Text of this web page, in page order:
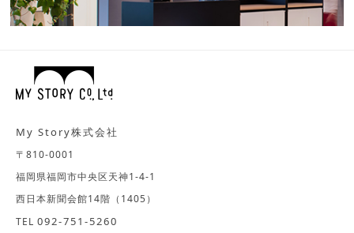
My Story株式会社
〒810-0001
福岡県福岡市中央区天神1-4-1
西日本新聞会館14階（1405）
TEL 092-751-5260